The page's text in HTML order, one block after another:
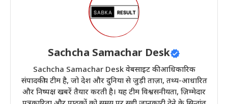
Sachcha Samachar Desk
Sachcha Samachar Desk वेबसाइट की आधिकारिक
संपादकीय टीम है, जो देश और दुनिया से जुड़ी ताज़ा, तथ्य-आधारित
और निष्पक्ष खबरें तैयार करती है। यह टीम विश्वसनीयता, ज़िम्मेदार